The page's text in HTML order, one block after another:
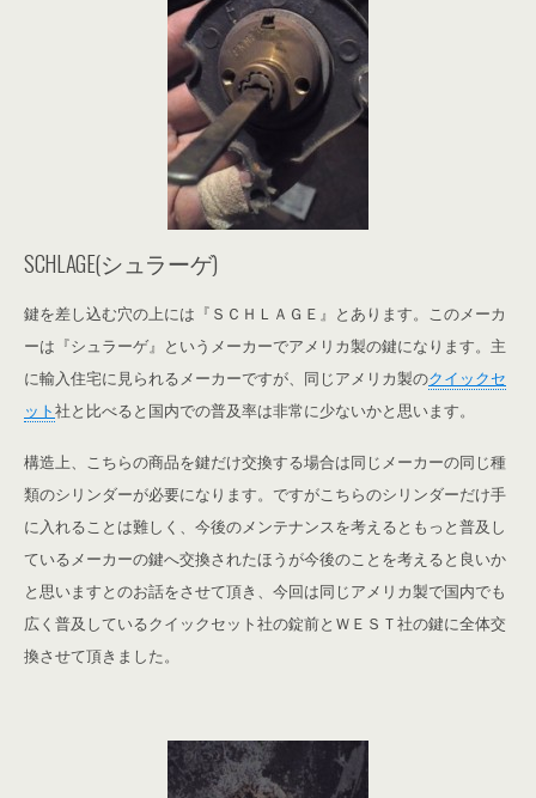
SCHLAGE(シュラーゲ)
鍵を差し込む穴の上には『ＳＣＨＬＡＧＥ』とあります。このメーカ
ーは『シュラーゲ』というメーカーでアメリカ製の鍵になります。主
に輸入住宅に見られるメーカーですが、同じアメリカ製のクイックセ
ット社と比べると国内での普及率は非常に少ないかと思います。
構造上、こちらの商品を鍵だけ交換する場合は同じメーカーの同じ種
類のシリンダーが必要になります。ですがこちらのシリンダーだけ手
に入れることは難しく、今後のメンテナンスを考えるともっと普及し
ているメーカーの鍵へ交換されたほうが今後のことを考えると良いか
と思いますとのお話をさせて頂き、今回は同じアメリカ製で国内でも
広く普及しているクイックセット社の錠前とＷＥＳＴ社の鍵に全体交
換させて頂きました。